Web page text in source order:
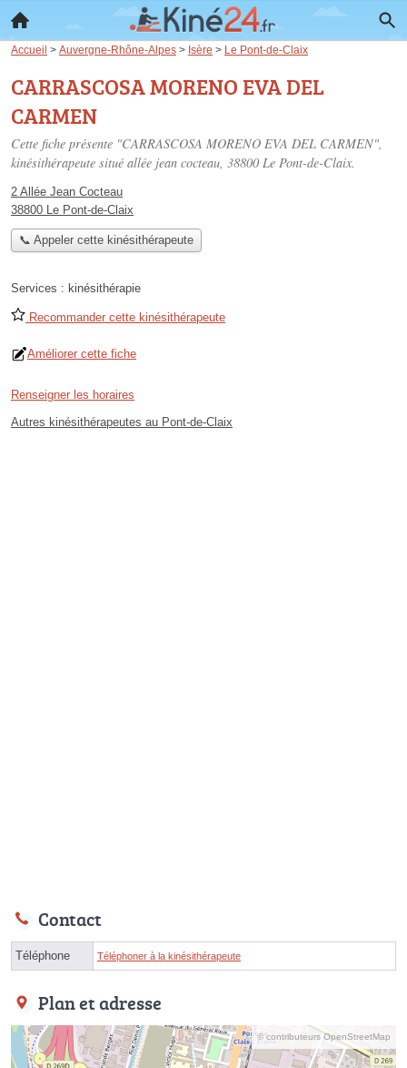
Accueil > Auvergne-Rhône-Alpes > Isère > Le Pont-de-Claix
CARRASCOSA MORENO EVA DEL
CARMEN
Cette fiche présente "CARRASCOSA MORENO EVA DEL CARMEN",
kinésithérapeute situé allée jean cocteau, 38800 Le Pont-de-Claix.
2 Allée Jean Cocteau
38800 Le Pont-de-Claix
📞 Appeler cette kinésithérapeute
Services : kinésithérapie
Recommander cette kinésithérapeute
Améliorer cette fiche
Renseigner les horaires
Autres kinésithérapeutes au Pont-de-Claix
Contact
Téléphone Téléphoner à la kinésithérapeute
Plan et adresse
© contributeurs OpenStreetMap